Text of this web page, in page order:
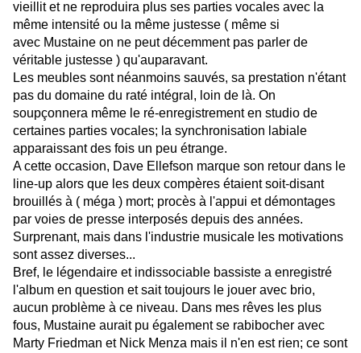
vieillit et ne reproduira plus ses parties vocales avec la
même intensité ou la même justesse ( même si
avec Mustaine on ne peut décemment pas parler de
véritable justesse ) qu'auparavant.
Les meubles sont néanmoins sauvés, sa prestation n'étant
pas du domaine du raté intégral, loin de là. On
soupçonnera même le ré-enregistrement en studio de
certaines parties vocales; la synchronisation labiale
apparaissant des fois un peu étrange.
A cette occasion, Dave Ellefson marque son retour dans le
line-up alors que les deux compères étaient soit-disant
brouillés à ( méga ) mort; procès à l'appui et démontages
par voies de presse interposés depuis des années.
Surprenant, mais dans l'industrie musicale les motivations
sont assez diverses...
Bref, le légendaire et indissociable bassiste a enregistré
l'album en question et sait toujours le jouer avec brio,
aucun problème à ce niveau. Dans mes rêves les plus
fous, Mustaine aurait pu également se rabibocher avec
Marty Friedman et Nick Menza mais il n'en est rien; ce sont